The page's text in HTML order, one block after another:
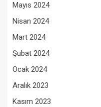
Mayıs 2024
Nisan 2024
Mart 2024
Şubat 2024
Ocak 2024
Aralık 2023
Kasım 2023